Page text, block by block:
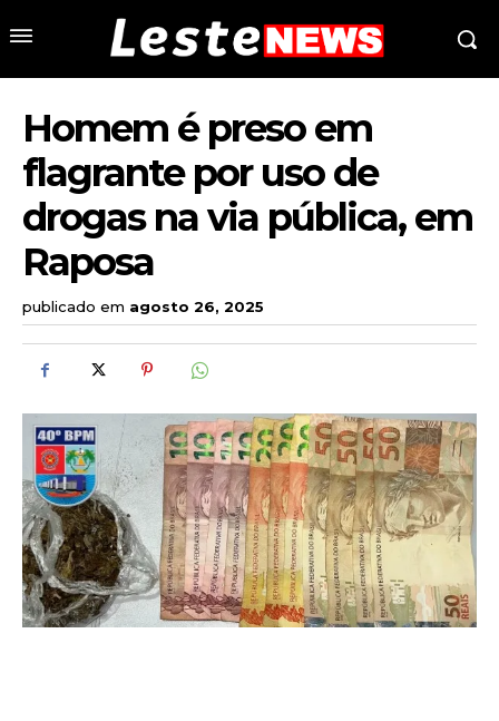
Homem é preso em
flagrante por uso de
drogas na via pública, em
Raposa
publicado em agosto 26, 2025